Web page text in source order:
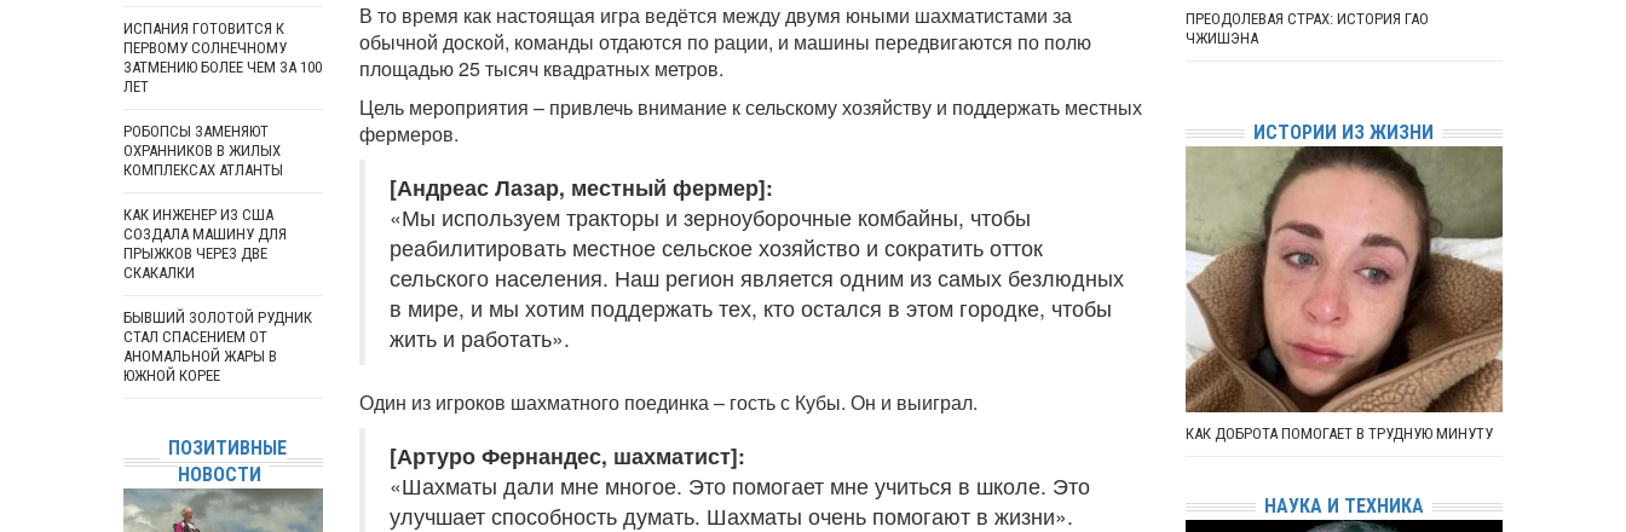
В то время как настоящая игра ведётся между двумя юными шахматистами за
обычной доской, команды отдаются по рации, и машины передвигаются по полю
площадью 25 тысяч квадратных метров.
Цель мероприятия – привлечь внимание к сельскому хозяйству и поддержать местных
фермеров.
[Андреас Лазар, местный фермер]:
«Мы используем тракторы и зерноуборочные комбайны, чтобы
реабилитировать местное сельское хозяйство и сократить отток
сельского населения. Наш регион является одним из самых безлюдных
в мире, и мы хотим поддержать тех, кто остался в этом городке, чтобы
жить и работать».
Один из игроков шахматного поединка – гость с Кубы. Он и выиграл.
[Артуро Фернандес, шахматист]:
«Шахматы дали мне многое. Это помогает мне учиться в школе. Это
улучшает способность думать. Шахматы очень помогают в жизни».
ИСПАНИЯ ГОТОВИТСЯ К
ПЕРВОМУ СОЛНЕЧНОМУ
ЗАТМЕНИЮ БОЛЕЕ ЧЕМ ЗА 100
ЛЕТ
РОБОПСЫ ЗАМЕНЯЮТ
ОХРАННИКОВ В ЖИЛЫХ
КОМПЛЕКСАХ АТЛАНТЫ
КАК ИНЖЕНЕР ИЗ США
СОЗДАЛА МАШИНУ ДЛЯ
ПРЫЖКОВ ЧЕРЕЗ ДВЕ
СКАКАЛКИ
БЫВШИЙ ЗОЛОТОЙ РУДНИК
СТАЛ СПАСЕНИЕМ ОТ
АНОМАЛЬНОЙ ЖАРЫ В
ЮЖНОЙ КОРЕЕ
ПОЗИТИВНЫЕ
НОВОСТИ
ПРЕОДОЛЕВАЯ СТРАХ: ИСТОРИЯ ГАО
ЧЖИШЭНА
ИСТОРИИ ИЗ ЖИЗНИ
КАК ДОБРОТА ПОМОГАЕТ В ТРУДНУЮ МИНУТУ
НАУКА И ТЕХНИКА